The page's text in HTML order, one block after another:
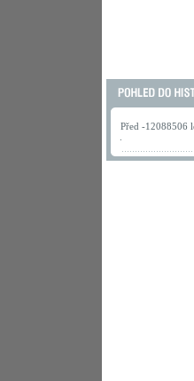
Před -12088506